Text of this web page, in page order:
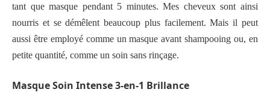
tant que masque pendant 5 minutes. Mes cheveux sont ainsi
nourris et se démêlent beaucoup plus facilement. Mais il peut
aussi être employé comme un masque avant shampooing ou, en
petite quantité, comme un soin sans rinçage.
Masque Soin Intense 3-en-1 Brillance